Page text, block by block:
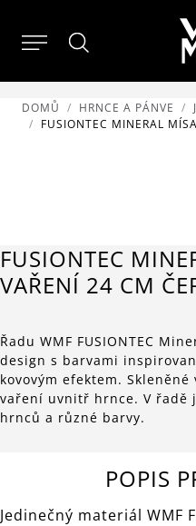
DOMŮ HRNCE A PÁNVE
FUSIONTEC MINERAL
FUSIONTEC
VAŘENÍ 24 CM
Řadu WMF FUSIONTEC
design s barvami
kovovým efektem.
vaření uvnitř hrnce. V řadě
hrnců a různé barvy.
POPIS
Jedinečný materiál WMF